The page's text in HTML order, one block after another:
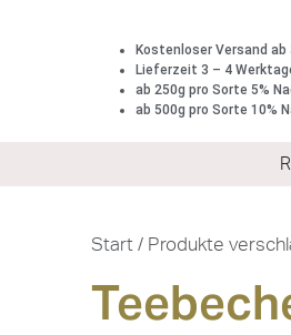
Kostenloser Versand ab
Lieferzeit 3 – 4
ab 250g pro Sorte 5%
ab 500g pro Sorte 10%
Start / Produkte